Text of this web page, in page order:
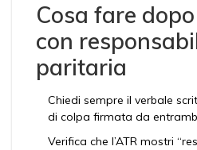
Cosa fare
con
paritaria
Chiedi sempre il verbale
di colpa firmata da
Verifica che l’ATR mostri